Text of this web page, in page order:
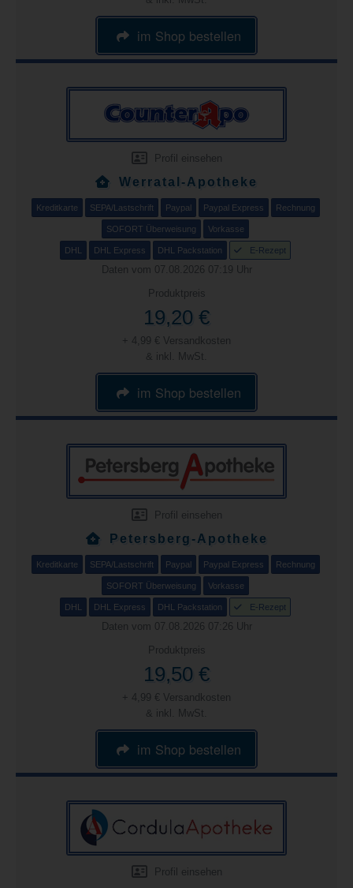
im Shop bestellen
Profil einsehen
Werratal-Apotheke
Kreditkarte SEPA/Lastschrift Paypal Paypal Express Rechnung
SOFORT Überweisung Vorkasse
DHL DHL Express DHL Packstation E-Rezept
Daten vom 07.08.2026 07:19 Uhr
Produktpreis
19,20 €
+ 4,99 € Versandkosten
& inkl. MwSt.
im Shop bestellen
Profil einsehen
Petersberg-Apotheke
Kreditkarte SEPA/Lastschrift Paypal Paypal Express Rechnung
SOFORT Überweisung Vorkasse
DHL DHL Express DHL Packstation E-Rezept
Daten vom 07.08.2026 07:26 Uhr
Produktpreis
19,50 €
+ 4,99 € Versandkosten
& inkl. MwSt.
im Shop bestellen
Profil einsehen